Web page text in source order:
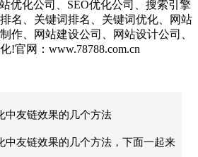
优化公司、SEO优化公司、搜索引擎
名、关键词排名、关键词优化、网站
作、网站建设公司、网站设计公司、
!官网：www.78788.com.cn
中友链效果的几个方法
中友链效果的几个方法，下面一起来